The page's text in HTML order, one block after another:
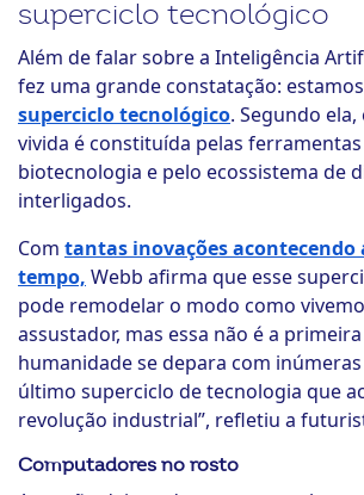
superciclo tecnológico
Além de falar sobre a Inteligência
fez uma grande constatação:
superciclo tecnológico. Segundo
vivida é constituída pelas ferramentas
biotecnologia e pelo ecossistema de
interligados.
Com tantas inovações acontecendo
tempo, Webb afirma que esse
pode remodelar o modo como
assustador, mas essa não é a
humanidade se depara com inúmeras
último superciclo de tecnologia que
revolução industrial”, refletiu a
Computadores no rosto